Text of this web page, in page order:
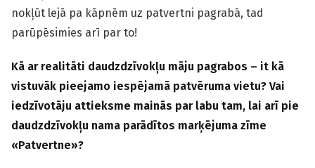
nokļūt lejā pa kāpnēm uz patvertni pagrabā, tad
parūpēsimies arī par to!
Kā ar realitāti daudzdzīvokļu māju pagrabos – it kā
vistuvāk pieejamo iespējamā patvēruma vietu? Vai
iedzīvotāju attieksme mainās par labu tam, lai arī pie
daudzdzīvokļu nama parādītos marķējuma zīme
«Patvertne»?